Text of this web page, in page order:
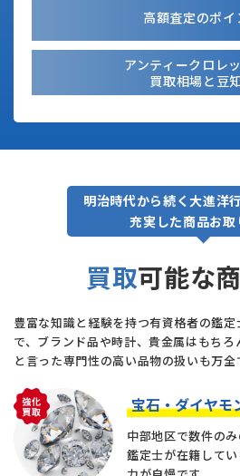
高額査定のポイ
アンティークロレ
買取相場と豆
明治時代から続く大進洋
充実した商品お取
買取可能な
豊富な知識と経験を持つ有資格者の鑑
で、 ブランド品や時計、貴金属はもち
と言った専門性の高い品物の扱いも万全
宝石・ダイヤモ
中部地区で数件の
鑑定士が在籍して